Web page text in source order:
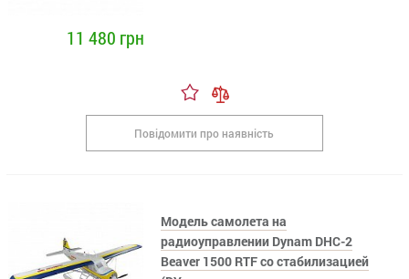
11 480 грн
Повідомити про наявність
Модель самолета на
радиоуправлении Dynam DHC-2
Beaver 1500 RTF со стабилизацией